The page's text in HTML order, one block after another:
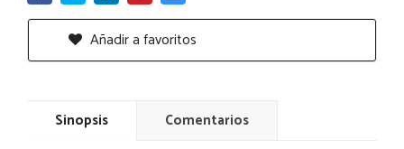
Añadir a favoritos
Sinopsis Comentarios